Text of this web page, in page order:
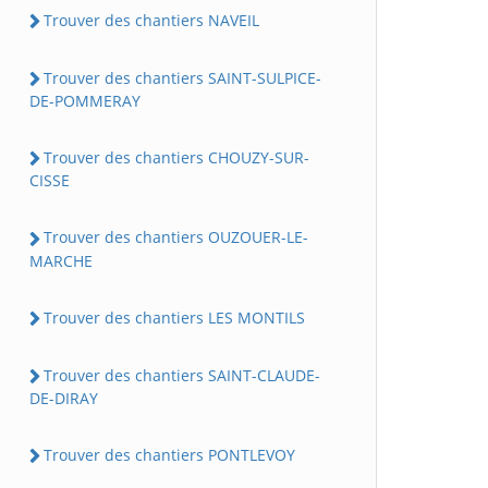
Trouver des chantiers NAVEIL
Trouver des chantiers SAINT-SULPICE-
DE-POMMERAY
Trouver des chantiers CHOUZY-SUR-
CISSE
Trouver des chantiers OUZOUER-LE-
MARCHE
Trouver des chantiers LES MONTILS
Trouver des chantiers SAINT-CLAUDE-
DE-DIRAY
Trouver des chantiers PONTLEVOY